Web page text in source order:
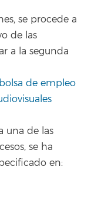
se procede a
de las
a la segunda
de empleo
una de las
se ha
en: